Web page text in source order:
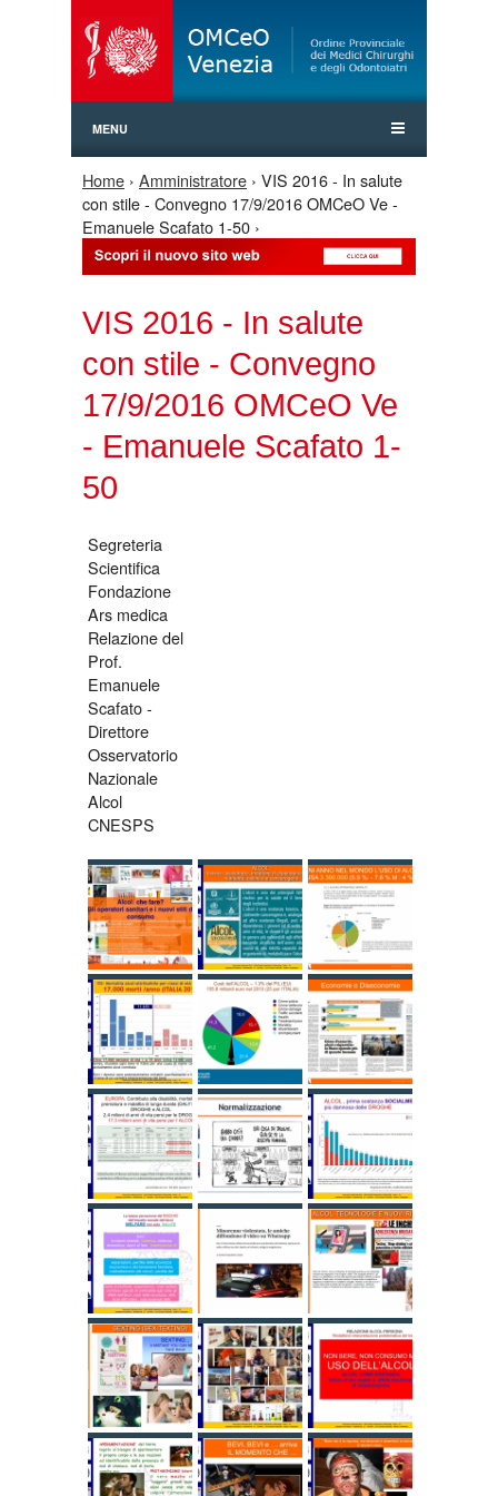
MENU
Tu sei qui
Home › Amministratore › VIS 2016 - In salute
con stile - Convegno 17/9/2016 OMCeO Ve -
Emanuele Scafato 1-50 ›
VIS 2016 - In salute
con stile - Convegno
17/9/2016 OMCeO Ve
- Emanuele Scafato 1-
50
Segreteria
Scientifica
Fondazione
Ars medica
Relazione del
Prof.
Emanuele
Scafato -
Direttore
Osservatorio
Nazionale
Alcol
CNESPS